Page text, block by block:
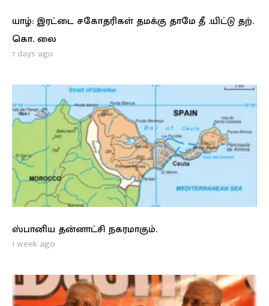
யாழ்: இரட்டை சகோதரிகள் தமக்கு தாமே தீ .யிட்டு தற்.
கொ. லை
7 days ago
ஸ்பானிய தன்னாட்சி நகரமாகும்.
1 week ago